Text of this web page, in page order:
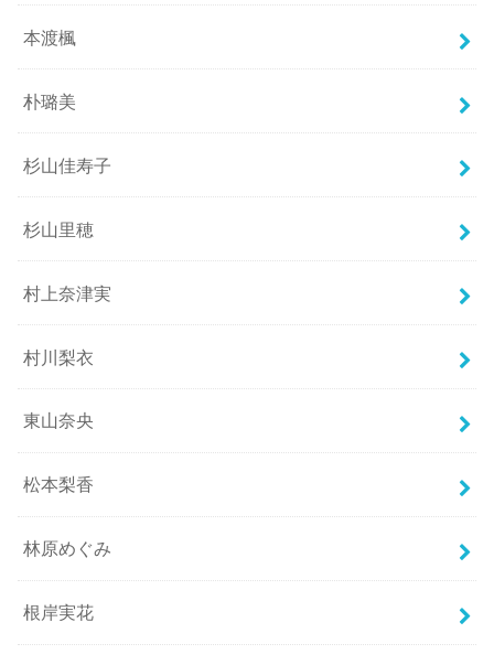
本渡楓
朴璐美
杉山佳寿子
杉山里穂
村上奈津実
村川梨衣
東山奈央
松本梨香
林原めぐみ
根岸実花